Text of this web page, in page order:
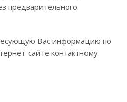
предварительного
Вас информацию по
сайте контактному